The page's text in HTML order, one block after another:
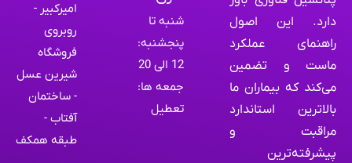
دارد. این اصول
راهنمای عملکرد
ماست و تضمین
می‌کند که بیماران ما
بالاترین استاندارد
مراقبت و
پیشرفته‌ترین
شنبه تا
پنجشنبه:
12 الی 20
جمعه ها:
تعطیل
امیرکبیر -
روبروی
فروشگاه
شیرین عسل
- ساختمان
آفتاب -
طبقه همکف